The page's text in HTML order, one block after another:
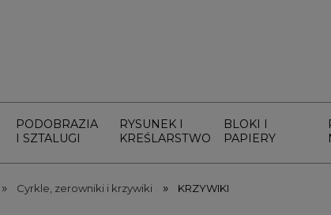
PODOBRAZIA
I SZTALUGI
RYSUNEK I
KREŚLARSTWO
BLOKI I
PAPIERY
» Cyrkle, zerowniki i krzywiki » KRZYWIKI